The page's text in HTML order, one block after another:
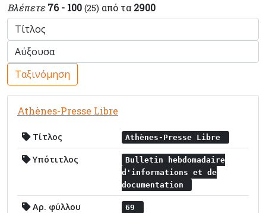
Βλέπετε 76 - 100 (25) από τα 2900
Ταξινόμηση
Athènes-Presse Libre
Τίτλος Athènes-Presse Libre
Υπότιτλος
Bulletin hebdomadaire
d'informations et de
documentation
Αρ. φύλλου 69